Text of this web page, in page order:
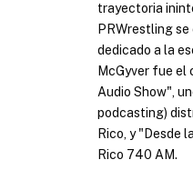
trayectoria
PRWrestling
dedicado a la
McGyver fue el
Audio Show",
podcasting)
Rico, y "Desde
Rico 740 AM.